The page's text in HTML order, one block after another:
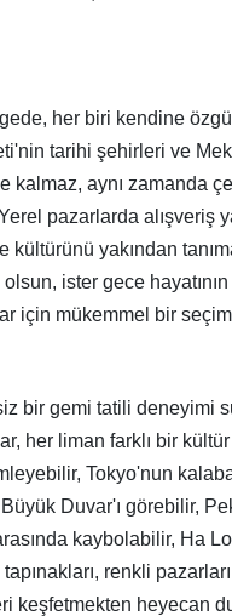
her biri kendine
tarihi şehirleri ve
aynı zamanda
pazarlarda alışveriş
yakından
ister gece hayatının
için mükemmel bir
bir gemi tatili deneyimi
her liman farklı bir
Tokyo'nun
Duvar'ı görebilir,
kaybolabilir, Ha
renkli
keşfetmekten heyecan